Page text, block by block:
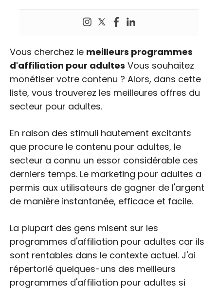
Vous cherchez le meilleurs programmes
d'affiliation pour adultes Vous souhaitez
monétiser votre contenu ? Alors, dans cette
liste, vous trouverez les meilleures offres du
secteur pour adultes.
En raison des stimuli hautement excitants
que procure le contenu pour adultes, le
secteur a connu un essor considérable ces
derniers temps. Le marketing pour adultes a
permis aux utilisateurs de gagner de l'argent
de manière instantanée, efficace et facile.
La plupart des gens misent sur les
programmes d'affiliation pour adultes car ils
sont rentables dans le contexte actuel. J'ai
répertorié quelques-uns des meilleurs
programmes d'affiliation pour adultes si